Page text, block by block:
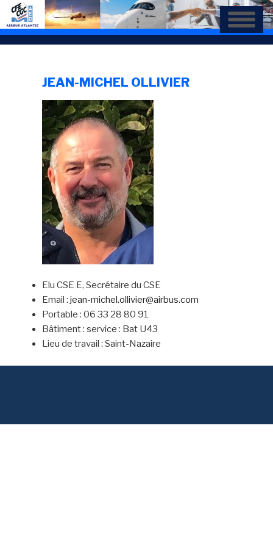
Aller
contenu
JEAN-MICHEL OLLIVIER
Elu CSE E, Secrétaire du CSE
Email :jean-michel.ollivier@airbus.com
Portable : 06 33 28 80 91
Bâtiment : service : Bat U43
Lieu de travail : Saint-Nazaire